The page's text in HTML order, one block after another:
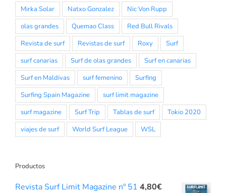
Mirka Solar
Natxo Gonzalez
Nic Von Rupp
olas grandes
Quemao Class
Red Bull Rivals
Revista de surf
Revistas de surf Roxy
Surf
surf canarias
Surf de olas grandes
Surf en canarias
Surf en Maldivas
surf femenino
Surfing
Surfing Spain Magazine
surf limit magazine
surf magazine
Surf Trip Tablas de surf
Tokio 2020
viajes de surf
World Surf League WSL
Productos
Revista Surf Limit Magazine nº 51 4,80€